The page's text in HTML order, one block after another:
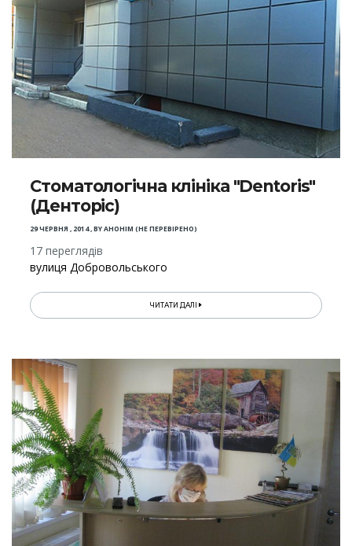
Стоматологічна клініка "Dentoris"
(Денторіс)
29 ЧЕРВНЯ , 2014,BYАНОНІМ (НЕ ПЕРЕВІРЕНО)
17 переглядів
вулиця Добровольського
ЧИТАТИ ДАЛІ